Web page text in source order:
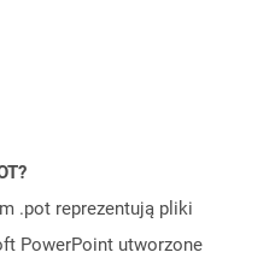
.pot reprezentują pliki
PowerPoint utworzone